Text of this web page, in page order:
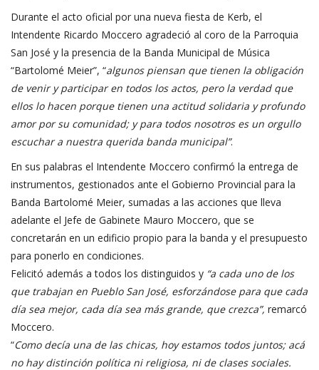
Durante el acto oficial por una nueva fiesta de Kerb, el
Intendente Ricardo Moccero agradeció al coro de la Parroquia
San José y la presencia de la Banda Municipal de Música
“Bartolomé Meier”, “algunos piensan que tienen la obligación
de venir y participar en todos los actos, pero la verdad que
ellos lo hacen porque tienen una actitud solidaria y profundo
amor por su comunidad; y para todos nosotros es un orgullo
escuchar a nuestra querida banda municipal”.
En sus palabras el Intendente Moccero confirmó la entrega de
instrumentos, gestionados ante el Gobierno Provincial para la
Banda Bartolomé Meier, sumadas a las acciones que lleva
adelante el Jefe de Gabinete Mauro Moccero, que se
concretarán en un edificio propio para la banda y el presupuesto
para ponerlo en condiciones.
Felicitó además a todos los distinguidos y “a cada uno de los
que trabajan en Pueblo San José, esforzándose para que cada
día sea mejor, cada día sea más grande, que crezca”, remarcó
Moccero.
“Como decía una de las chicas, hoy estamos todos juntos; acá
no hay distinción política ni religiosa, ni de clases sociales.